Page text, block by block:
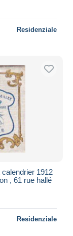
Residenziale
1912
, 61 rue hallé
Residenziale